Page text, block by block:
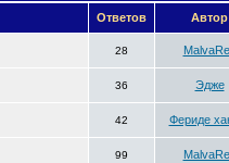
Ответов Автор
28
36 Эдже
42 Фериде
99